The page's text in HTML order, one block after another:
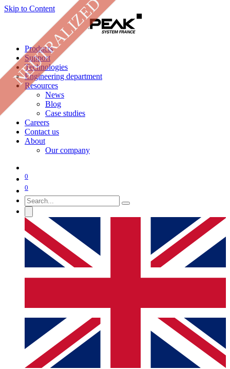
Skip to Content
Products
Support
Technologies
Engineering department
Resources
News
Blog
Case studies
Careers
Contact us
About
Our company
0
0
NEUTRALIZED